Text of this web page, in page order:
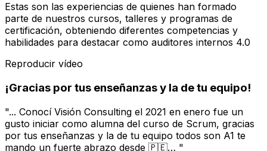
Estas son las experiencias de quienes han formado
parte de nuestros cursos, talleres y programas de
certificación, obteniendo diferentes competencias y
habilidades para destacar como auditores internos 4.0
Reproducir vídeo
¡Gracias por tus enseñanzas y la de tu equipo!
"... Conocí Visión Consulting el 2021 en enero fue un
gusto iniciar como alumna del curso de Scrum, gracias
por tus enseñanzas y la de tu equipo todos son A1 te
mando un fuerte abrazo desde 🇵🇪… "